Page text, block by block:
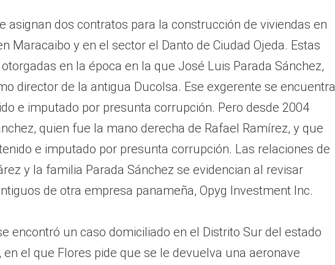
asignan dos contratos para la construcción de viviendas en
Maracaibo y en el sector el Danto de Ciudad Ojeda. Estas
en la época en la que José Luis Parada Sánchez,
director de la antigua Ducolsa. Ese exgerente se encuentra
e imputado por presunta corrupción. Pero desde 2004
quien fue la mano derecha de Rafael Ramírez, y que
e imputado por presunta corrupción. Las relaciones de
y la familia Parada Sánchez se evidencian al revisar
de otra empresa panameña, Opyg Investment Inc.
encontró un caso domiciliado en el Distrito Sur del estado
en el que Flores pide que se le devuelva una aeronave